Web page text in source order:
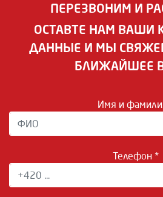
ПЕРЕЗВОНИМ И
ОСТАВТЕ НАМ ВАШИ
ДАННЫЕ И МЫ
БЛИЖАЙШЕЕ
Имя и
Телефон *